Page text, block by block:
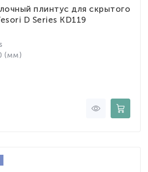
плинтус для скрытого
D Series KD119
(мм)